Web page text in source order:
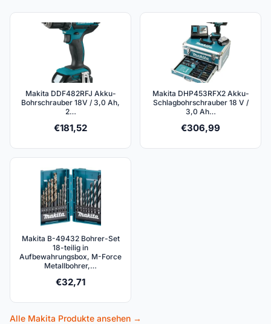
Makita DDF482RFJ Akku-
Bohrschrauber 18V / 3,0 Ah,
2…
€181,52
Makita DHP453RFX2 Akku-
Schlagbohrschrauber 18 V /
3,0 Ah…
€306,99
Makita B-49432 Bohrer-Set
18-teilig in
Aufbewahrungsbox, M-Force
Metallbohrer,…
€32,71
Alle Makita Produkte ansehen →